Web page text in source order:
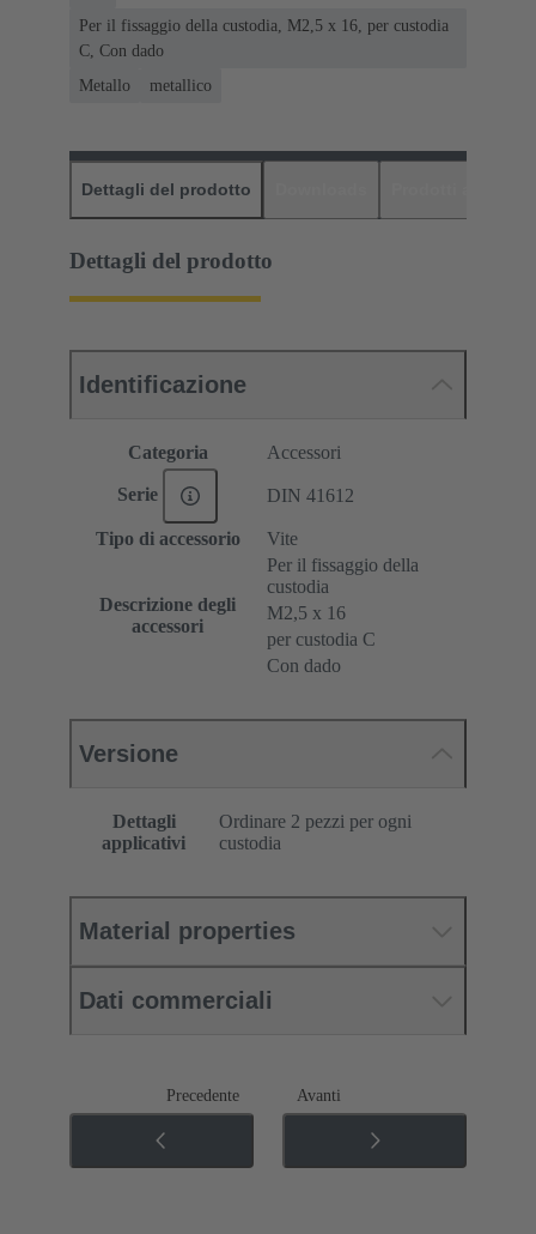
Per il fissaggio della custodia, M2,5 x 16, per custodia
C, Con dado
Metallo
metallico
Dettagli del prodotto
Dettagli del prodotto
Identificazione
Categoria Accessori
Serie DIN 41612
Tipo di accessorio Vite
Descrizione degli
accessori
Per il fissaggio della
custodia
M2,5 x 16
per custodia C
Con dado
Versione
Dettagli
applicativi
Ordinare 2 pezzi per ogni
custodia
Material properties
Dati commerciali
Precedente Avanti